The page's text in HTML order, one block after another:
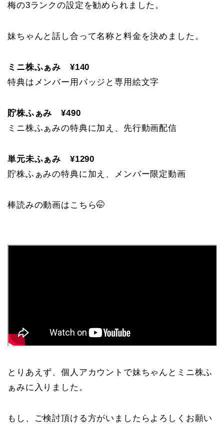
梅の3ランクの設定を勧められました。
妹ちゃんと話し合って名称と料金を決めました。
ミニ株ふぁみ ¥140
特典はメンバー用バッジと専用絵文字
貯株ふぁみ ¥490
ミニ株ふぁみの特典に加え、先行動画配信
単元未ふぁみ ¥1290
貯株ふぁみの特典に加え、メンバー限定動画
棒読みの動画はこちら🤭
とりあえず、個人アカウントで妹ちゃんとミニ株ふ
ぁみに入りました。
もし、ご検討頂ける方がいましたらよろしくお願い